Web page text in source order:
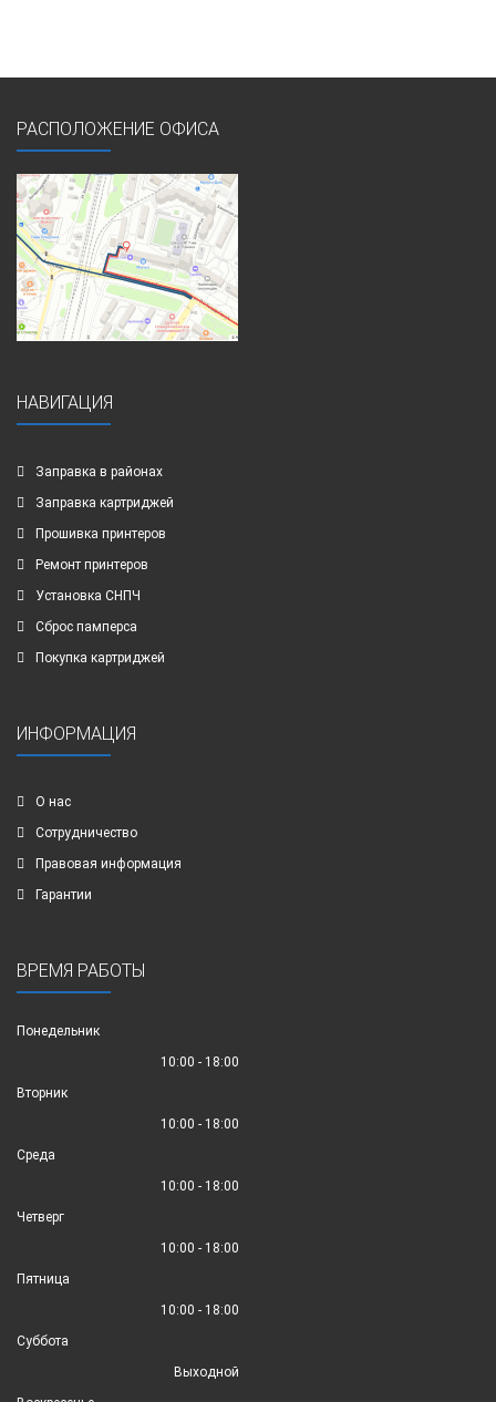
РАСПОЛОЖЕНИЕ ОФИСА
НАВИГАЦИЯ
Заправка в районах
Заправка картриджей
Прошивка принтеров
Ремонт принтеров
Установка СНПЧ
Сброс памперса
Покупка картриджей
ИНФОРМАЦИЯ
О нас
Сотрудничество
Правовая информация
Гарантии
ВРЕМЯ РАБОТЫ
Понедельник
10:00 - 18:00
Вторник
10:00 - 18:00
Среда
10:00 - 18:00
Четверг
10:00 - 18:00
Пятница
10:00 - 18:00
Суббота
Выходной